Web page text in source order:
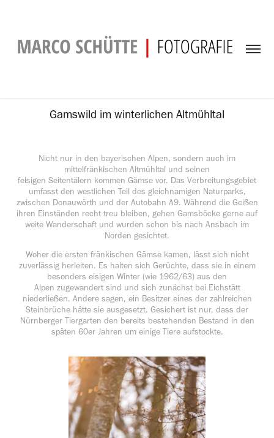
Gamswild im winterlichen Altmühltal
Nicht nur in den bayerischen Alpen, sondern auch im
mittelfränkischen Altmühltal und seinen
felsigen Seitentälern kommen Gämse vor. Das Verbreitungsgebiet
umfasst den westlichen Teil des gleichnamigen Naturparks,
zwischen Donauwörth und der Autobahn A9. Während die Geißen
ihren Einständen recht treu bleiben, gehen Gamsböcke gerne auf
weite Wanderschaft und wurden schon bis nach Ansbach im
Norden gesichtet.
Woher die ersten fränkischen Gämse kamen, lässt sich nicht
zuverlässig herleiten. Es halten sich Gerüchte, dass sie in einem
besonders eisigen Winter (wie 1962/63) aus den
Alpen zugewandert sind und sich zunächst bei Eichstätt
niederließen. Andere sagen, ein Besitzer eines der zahlreichen
Steinbrüche hätte sie ausgesetzt. Gesichert ist nur, dass der
Nürnberger Tiergarten den bereits bestehenden Bestand in den
späten 60er Jahren um einige Tiere aufstockte.